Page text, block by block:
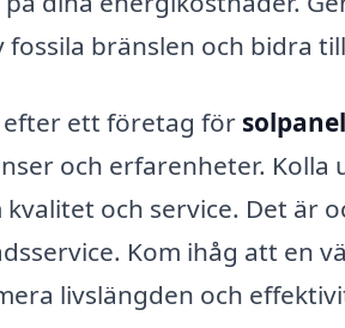
fossila bränslen och bidra
ett företag för
och erfarenheter.
kvalitet och service. Det är
Kom ihåg att en
livslängden och